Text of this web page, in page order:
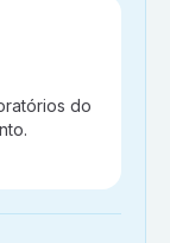
do